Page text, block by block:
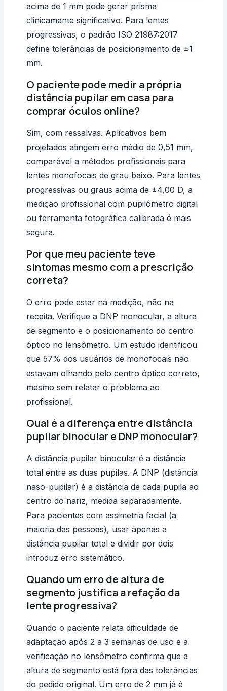
acima de 1 mm pode gerar prisma
clinicamente significativo. Para lentes
progressivas, o padrão ISO 21987:2017
define tolerâncias de posicionamento de ±1
mm.
O paciente pode medir a própria
distância pupilar em casa para
comprar óculos online?
Sim, com ressalvas. Aplicativos bem
projetados atingem erro médio de 0,51 mm,
comparável a métodos profissionais para
lentes monofocais de grau baixo. Para lentes
progressivas ou graus acima de ±4,00 D, a
medição profissional com pupilômetro digital
ou ferramenta fotográfica calibrada é mais
segura.
Por que meu paciente teve
sintomas mesmo com a prescrição
correta?
O erro pode estar na medição, não na
receita. Verifique a DNP monocular, a altura
de segmento e o posicionamento do centro
óptico no lensômetro. Um estudo identificou
que 57% dos usuários de monofocais não
estavam olhando pelo centro óptico correto,
mesmo sem relatar o problema ao
profissional.
Qual é a diferença entre distância
pupilar binocular e DNP monocular?
A distância pupilar binocular é a distância
total entre as duas pupilas. A DNP (distância
naso-pupilar) é a distância de cada pupila ao
centro do nariz, medida separadamente.
Para pacientes com assimetria facial (a
maioria das pessoas), usar apenas a
distância pupilar total e dividir por dois
introduz erro sistemático.
Quando um erro de altura de
segmento justifica a refação da
lente progressiva?
Quando o paciente relata dificuldade de
adaptação após 2 a 3 semanas de uso e a
verificação no lensômetro confirma que a
altura de segmento está fora das tolerâncias
do pedido original. Um erro de 2 mm já é